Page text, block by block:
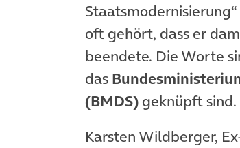
oft gehört, dass er
beendete. Die Worte
das
(BMDS) geknüpft sind.
Karsten Wildberger,